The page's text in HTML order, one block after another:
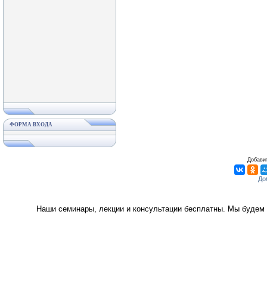
ФОРМА ВХОДА
Наши семинары, лекции и консультации бесплатны. Мы